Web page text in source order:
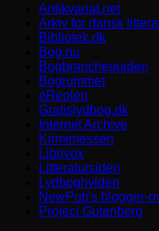
Antikvariat.net
Arkiv for dansk
Bibliotek.dk
Bog.nu
Bogbrancheguiden
Bogrummet
eReolen
Gratislydbog.dk
Internet Archive
Krimimessen
Librivox
Litteratursiden
Lydboghylden
NewPub's blogger-
Project Gutenberg